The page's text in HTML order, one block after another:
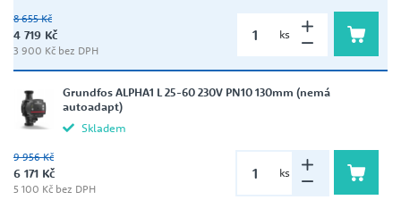
8 655 Kč
4 719 Kč
3 900 Kč bez DPH
ks
Grundfos ALPHA1 L 25-60 230V PN10 130mm (nemá
autoadapt)
Skladem
9 956 Kč
6 171 Kč
5 100 Kč bez DPH
ks